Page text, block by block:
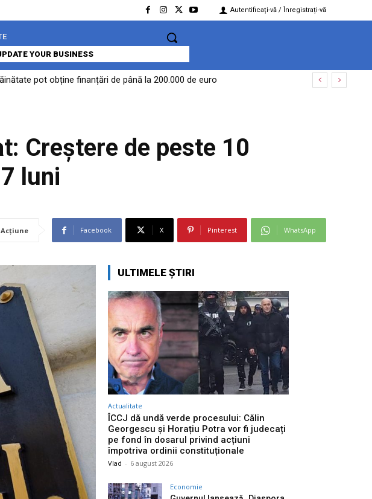
Autentificați-vă / Înregistrați-vă
YOUR BUSINESS
pot obține finanțări de până la 200.000 de euro
este țara, Bolojan răspunde: „Am făcut ceea ce a fost necesar
Creștere de peste 10
luni
Acțiune Facebook X Pinterest WhatsApp
ULTIMELE ȘTIRI
Actualitate
ÎCCJ dă undă verde procesului: Călin
Georgescu și Horațiu Potra vor fi judecați
pe fond în dosarul privind acțiuni
împotriva ordinii constituționale
Vlad - 6 august 2026
Economie